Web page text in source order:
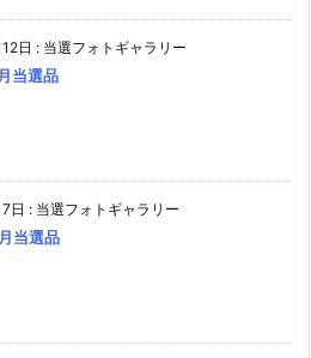
日 : 当選フォトギャラリー
当選品
日 : 当選フォトギャラリー
当選品